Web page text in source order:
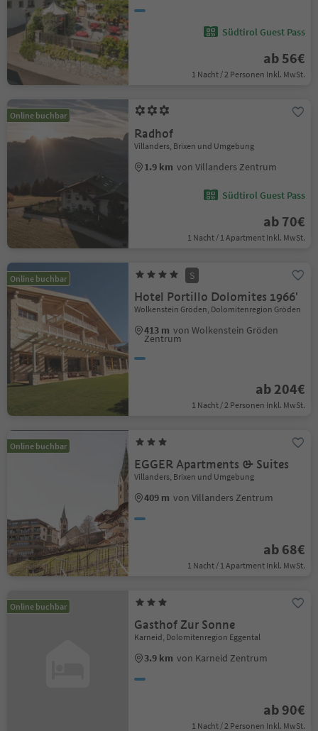
Südtirol Guest Pass
ab 56€
1 Nacht / 2 Personen Inkl. MwSt.
Online buchbar
Radhof
Villanders, Brixen und Umgebung
1.9 km von Villanders Zentrum
Südtirol Guest Pass
ab 70€
1 Nacht / 1 Apartment Inkl. MwSt.
Online buchbar S
Hotel Portillo Dolomites 1966'
Wolkenstein Gröden, Dolomitenregion Gröden
413 m von Wolkenstein Gröden
Zentrum
ab 204€
1 Nacht / 2 Personen Inkl. MwSt.
Online buchbar
EGGER Apartments & Suites
Villanders, Brixen und Umgebung
409 m von Villanders Zentrum
ab 68€
1 Nacht / 1 Apartment Inkl. MwSt.
Online buchbar
Gasthof Zur Sonne
Karneid, Dolomitenregion Eggental
3.9 km von Karneid Zentrum
ab 90€
1 Nacht / 2 Personen Inkl. MwSt.